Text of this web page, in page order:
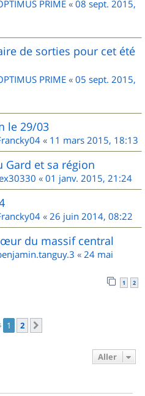
PRIME « 08 sept. 2015,
de sorties pour cet été
PRIME « 05 sept. 2015,
le 29/03
« 11 mars 2015, 18:13
Gard et sa région
« 01 janv. 2015, 21:24
« 26 juin 2014, 08:22
du massif central
« 24 mai
1 2
1 2
Aller